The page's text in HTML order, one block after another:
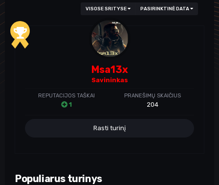
VISOSE SRITYSE PASIRINKTINĖ DATA
Msa13x
Savininkas
REPUTACIJOS TAŠKAI
1
PRANEŠIMŲ SKAIČIUS
204
Rasti turinį
Populiarus turinys